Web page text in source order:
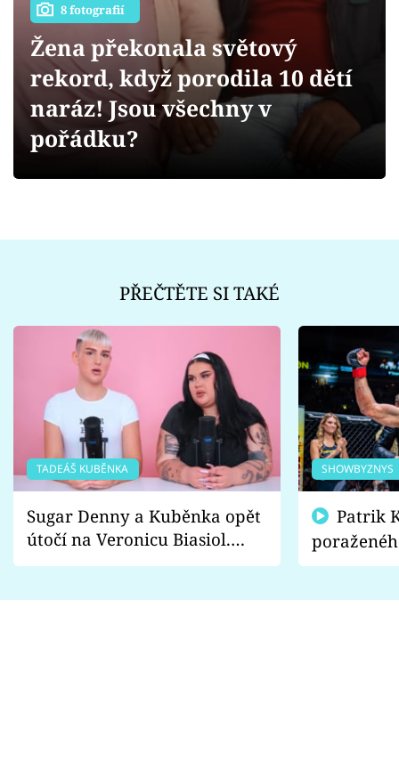
Sex a vztahy
Videa
Sledujte prima+
8 fotografií
Žena překonala světový
rekord, když porodila 10 dětí
naráz! Jsou všechny v
pořádku?
PŘEČTĚTE SI TAKÉ
TADEÁŠ KUBĚNKA
Sugar Denny a Kuběnka opět
útočí na Veronicu Biasiol.
Proč je podle nich falešná a
SHOWBYZNYS
fanoušci